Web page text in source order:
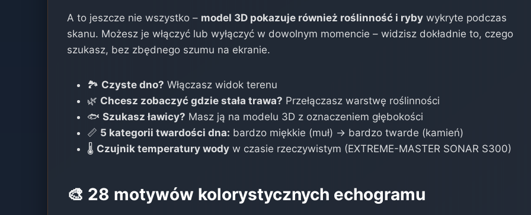
A to jeszcze nie wszystko – model 3D pokazuje również roślinność i ryby wykryte podczas
skanu. Możesz je włączyć lub wyłączyć w dowolnym momencie – widzisz dokładnie to, czego
szukasz, bez zbędnego szumu na ekranie.
🏞️ Czyste dno? Włączasz widok terenu
🌿 Chcesz zobaczyć gdzie stała trawa? Przełączasz warstwę roślinności
🐟Szukasz ławicy? Masz ją na modelu 3D z oznaczeniem głębokości
📏 5 kategorii twardości dna: bardzo miękkie (muł) → bardzo twarde (kamień)
🌡️ Czujnik temperatury wody w czasie rzeczywistym (EXTREME-MASTER SONAR S300)
🎨 28 motywów kolorystycznych echogramu